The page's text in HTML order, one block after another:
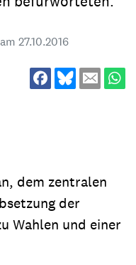
27.10.2016
dem zentralen
der
Wahlen und einer